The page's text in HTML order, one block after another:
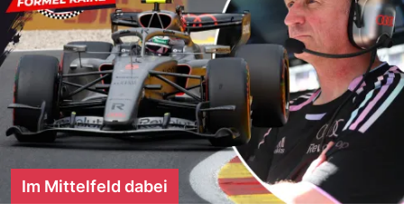
Im Mittelfeld dabei